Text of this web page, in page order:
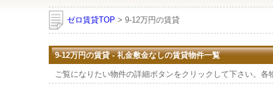
ゼロ賃貸TOP > 9-12万円の賃貸
9-12万円の賃貸 - 礼金敷金なしの賃貸物件一覧
ご覧になりたい物件の詳細ボタンをクリックして下さい。各